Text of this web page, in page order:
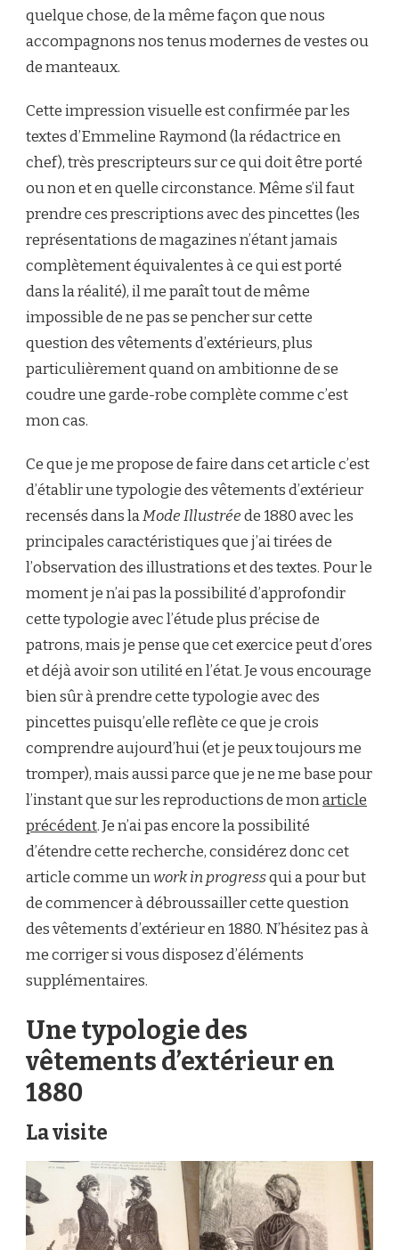
quelque chose, de la même façon que nous
accompagnons nos tenus modernes de vestes ou
de manteaux.
Cette impression visuelle est confirmée par les
textes d’Emmeline Raymond (la rédactrice en
chef), très prescripteurs sur ce qui doit être porté
ou non et en quelle circonstance. Même s’il faut
prendre ces prescriptions avec des pincettes (les
représentations de magazines n’étant jamais
complètement équivalentes à ce qui est porté
dans la réalité), il me paraît tout de même
impossible de ne pas se pencher sur cette
question des vêtements d’extérieurs, plus
particulièrement quand on ambitionne de se
coudre une garde-robe complète comme c’est
mon cas.
Ce que je me propose de faire dans cet article c’est
d’établir une typologie des vêtements d’extérieur
recensés dans laMode Illustréede 1880 avec les
principales caractéristiques que j’ai tirées de
l’observation des illustrations et des textes. Pour le
moment je n’ai pas la possibilité d’approfondir
cette typologie avec l’étude plus précise de
patrons, mais je pense que cet exercice peut d’ores
et déjà avoir son utilité en l’état. Je vous encourage
bien sûr à prendre cette typologie avec des
pincettes puisqu’elle reflète ce que je crois
comprendre aujourd’hui (et je peux toujours me
tromper), mais aussi parce que je ne me base pour
l’instant que sur les reproductions de monarticle
précédent. Je n’ai pas encore la possibilité
d’étendre cette recherche, considérez donc cet
article comme unwork in progressqui a pour but
de commencer à débroussailler cette question
des vêtements d’extérieur en 1880. N’hésitez pas à
me corriger si vous disposez d’éléments
supplémentaires.
Une typologie des
vêtements d’extérieur en
1880
La visite